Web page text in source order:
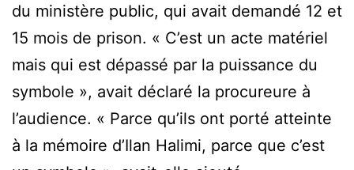
du ministère public, qui avait demandé 12 et
15 mois de prison. « C’est un acte matériel
mais qui est dépassé par la puissance du
symbole », avait déclaré la procureure à
l’audience. « Parce qu’ils ont porté atteinte
à la mémoire d’Ilan Halimi, parce que c’est